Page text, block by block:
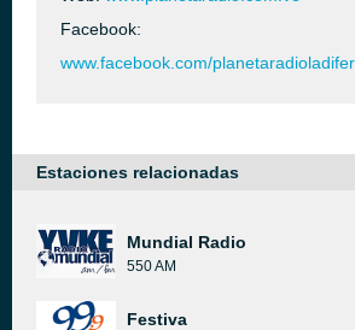
Facebook:
www.facebook.com/
Estaciones relacionadas
Mundial Radio
550 AM
Festiva